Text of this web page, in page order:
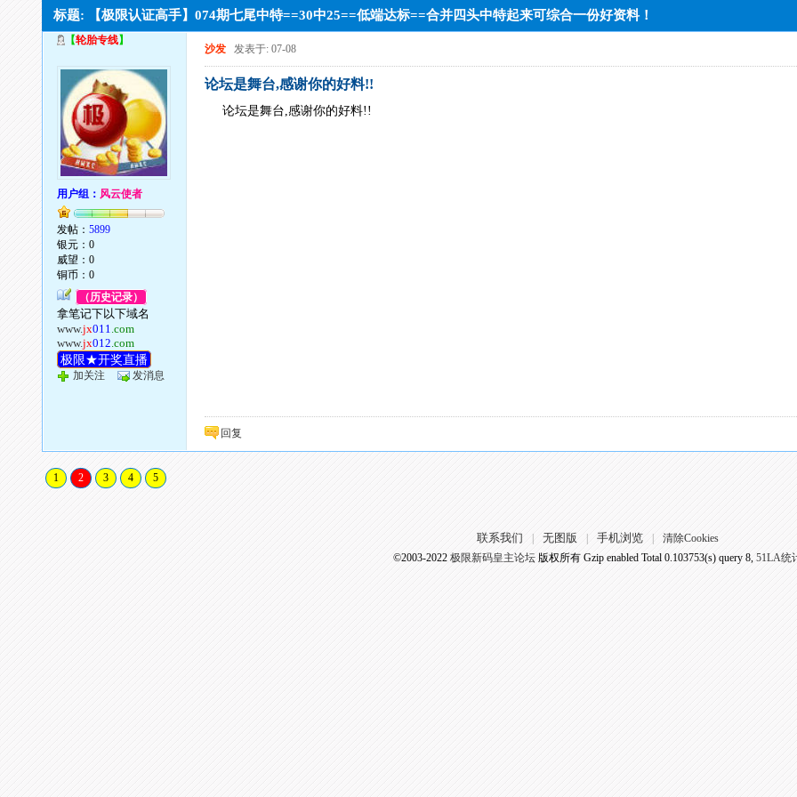
标题: 【极限认证高手】074期七尾中特==30中25==低端达标==合并四头中特起来可综合一份好资料！
【轮胎专线】
用户组： 风云使者
发帖：5899
银元：0
威望：0
铜币：0
（历史记录）
拿笔记下以下域名
www.jx011.com
www.jx012.com
极限★开奖直播
加关注 发消息
沙发 发表于: 07-08
论坛是舞台,感谢你的好料!!
论坛是舞台,感谢你的好料!!
回复
1 2 3 4 5
联系我们 无图版 手机浏览
清除Cookies
©2003-2022 极限新码皇主论坛版权所有 Gzip enabled Total 0.103753(s) query 8, 51LA统